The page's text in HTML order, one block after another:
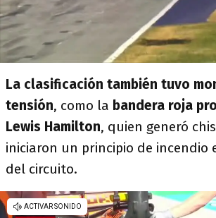
La clasificación también tuvo
tensión, como la bandera roja
Lewis Hamilton, quien generó
iniciaron un principio de incendio
del circuito.